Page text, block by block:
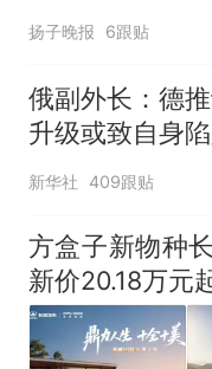
扬子晚报 6跟贴
俄副外长：德
升级或致自身
新华社 409跟贴
方盒子新物种
新价20.18万元